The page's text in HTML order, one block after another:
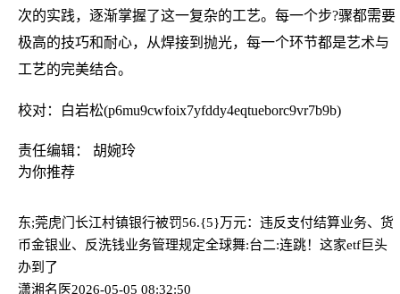
次的实践，逐渐掌握了这一复杂的工艺。每一个步?骤都需要
极高的技巧和耐心，从焊接到抛光，每一个环节都是艺术与
工艺的完美结合。
校对：白岩松(p6mu9cwfoix7yfddy4eqtueborc9vr7b9b)
责任编辑： 胡婉玲
为你推荐
东;莞虎门长江村镇银行被罚56.{5}万元：违反支付结算业务、货
币金银业、反洗钱业务管理规定全球舞:台二:连跳！这家etf巨头
办到了
潇湘名医2026-05-05 08:32:50